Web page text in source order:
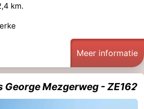
km.
Meer informatie
George Mezgerweg - ZE162